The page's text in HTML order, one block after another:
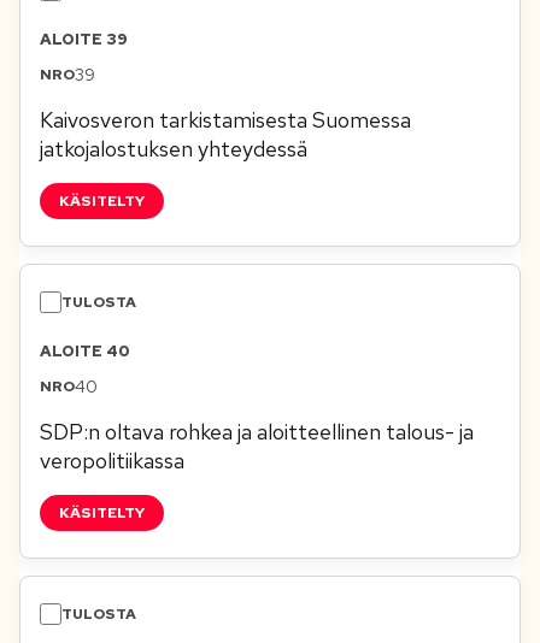
ALOITE 39
39
Kaivosveron tarkistamisesta Suomessa
jatkojalostuksen yhteydessä
KÄSITELTY
ALOITE 40
40
SDP:n oltava rohkea ja aloitteellinen talous- ja
veropolitiikassa
KÄSITELTY